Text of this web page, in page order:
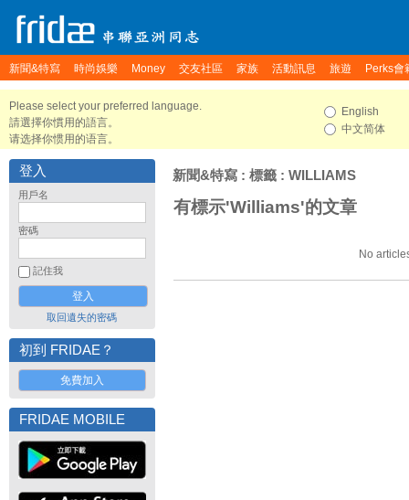
新聞&特寫 時尚娛樂 Money 交友社區 家族 活動訊息 旅遊 Perks會
Please select your preferred language.
請選擇你慣用的語言。
请选择你惯用的语言。
English
中文简体
登入
用戶名
密碼
記住我
取回遺失的密碼
初到 FRIDAE？
免費加入
FRIDAE MOBILE
新聞&特寫 : 標籤 : WILLIAMS
有標示'Williams'的文章
No